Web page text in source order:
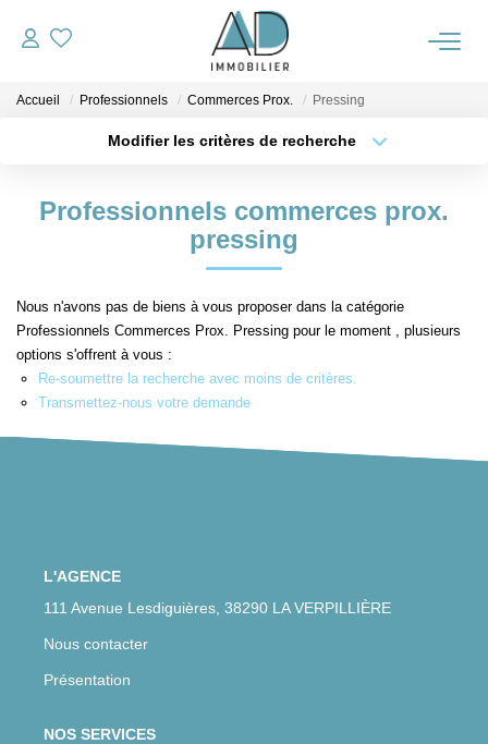
ACCUEIL
NOTRE AGENCE
ALERTE IMMO
OUTILS
Accueil Professionnels Commerces Prox. Pressing
Modifier les critères de recherche
Type de bien
Professionnels commerces prox.
pressing
Nous n'avons pas de biens à vous proposer dans la catégorie
Professionnels Commerces Prox. Pressing pour le moment , plusieurs
options s'offrent à vous :
Re-soumettre la recherche avec moins de critères.
Transmettez-nous votre demande
L'AGENCE
111 Avenue Lesdiguières, 38290 LA VERPILLIÈRE
Nous contacter
Présentation
NOS SERVICES